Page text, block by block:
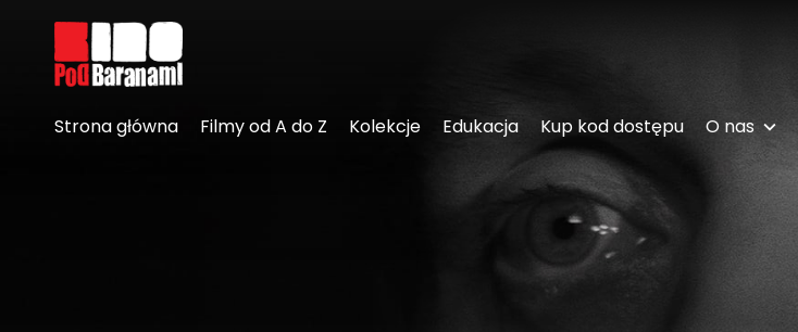
Linki ułatwień dostępu
Strona główna Filmy od A do Z Kolekcje Edukacja Kup kod dostępu O nas